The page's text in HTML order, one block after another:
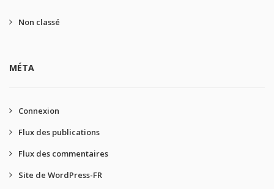
Non classé
MÉTA
Connexion
Flux des publications
Flux des commentaires
Site de WordPress-FR